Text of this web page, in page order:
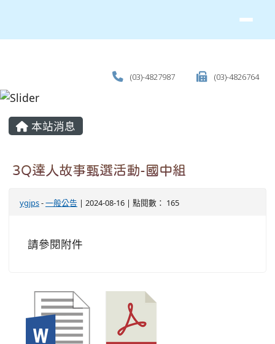
(03)-4827987 (03)-4826764
主內容區域
本站消息
3Q達人故事甄選活動-國中組
ygjps-一般公告 | 2024-08-16 | 點閱數： 165
請參閱附件